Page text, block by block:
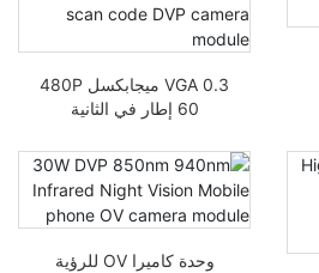
VGA 0.3 ميجابكسل 480P
60 إطار في الثانية
تركيز ثابت لكاميرا DVP
وحدة كاميرا OV للرؤية